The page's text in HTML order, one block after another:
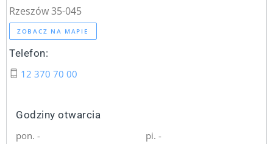
Rzeszów 35-045
ZOBACZ NA MAPIE
Telefon:
12 370 70 00
Godziny otwarcia
pon. -
pi. -